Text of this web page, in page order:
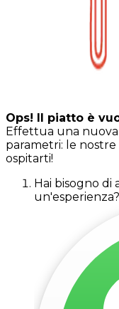
Ops! Il piatto è
Effettua una
parametri: le nostre
ospitarti!
Hai bisogno